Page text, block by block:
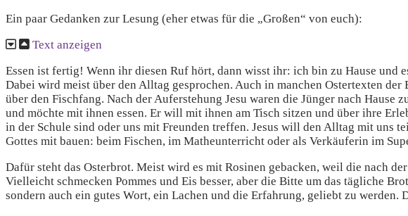
Ein paar Gedanken zur Lesung (eher etwas für die „Großen“ von euch):
Text anzeigen
Essen ist fertig! Wenn ihr diesen Ruf hört, dann wisst ihr: ich bin zu Hause und
Dabei wird meist über den Alltag gesprochen. Auch in manchen Ostertexten
über den Fischfang. Nach der Auferstehung Jesu waren die Jünger nach
und möchte mit ihnen essen. Er will mit ihnen am Tisch sitzen und über ihre
in der Schule sind oder uns mit Freunden treffen. Jesus will den Alltag mit uns
Gottes mit bauen: beim Fischen, im Matheunterricht oder als Verkäuferin im
Dafür steht das Osterbrot. Meist wird es mit Rosinen gebacken, weil die nach
Vielleicht schmecken Pommes und Eis besser, aber die Bitte um das tägliche
sondern auch ein gutes Wort, ein Lachen und die Erfahrung, geliebt zu